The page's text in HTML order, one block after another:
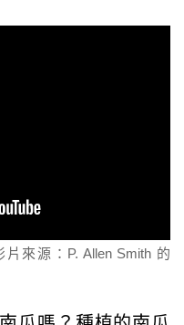
來源：P. Allen Smith 的